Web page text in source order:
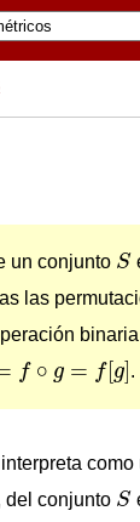
un conjunto S
S
las
f ∘ g = f[g]
g= .
como
del conjunto S
S